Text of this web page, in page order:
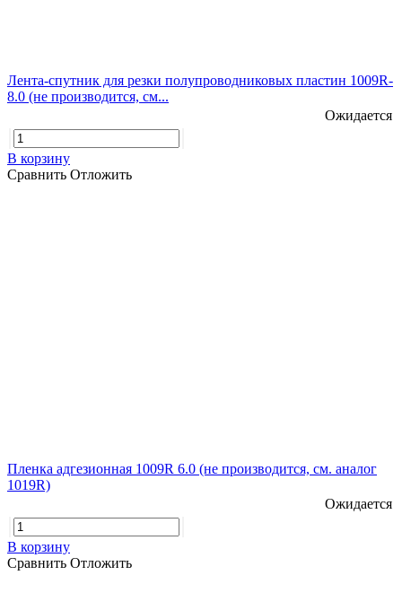
Лента-спутник для резки полупроводниковых пластин 1009R-
8.0 (не производится, см...
Ожидается
В корзину
Сравнить Отложить
Пленка адгезионная 1009R 6.0 (не производится, см. аналог
1019R)
Ожидается
В корзину
Сравнить Отложить